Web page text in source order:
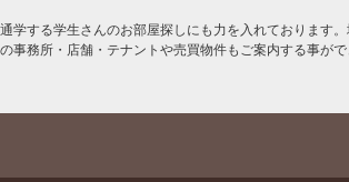
学する学生さんのお部屋探しにも力を入れております
事務所・店舗・テナントや売買物件もご案内する事が